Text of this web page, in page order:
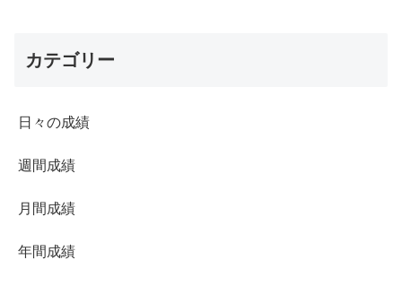
カテゴリー
日々の成績
週間成績
月間成績
年間成績